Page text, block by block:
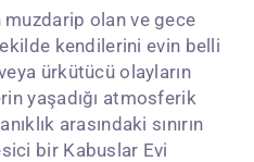
muzdarip olan ve gece
kendilerini evin belli
ürkütücü olayların
yaşadığı atmosferik
arasındaki sınırın
bir Kabuslar Evi